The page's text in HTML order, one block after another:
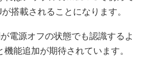
搭載されることになります。
電源オフの状態でも認識するよ
機能追加が期待されています。